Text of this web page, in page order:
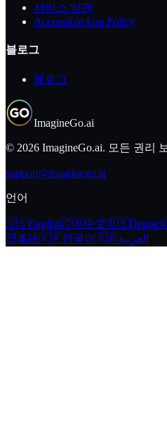
서비스 약관
Acceptable Use Policy
블로그
블로그
ImagineGo.ai
© 2026 ImagineGo.ai. 모든 권리
support@imaginego.ai
언어
🇺🇸English🇨🇳中文🇩🇪Deutsch
日本語🇰🇷한국어🇸🇦العربية